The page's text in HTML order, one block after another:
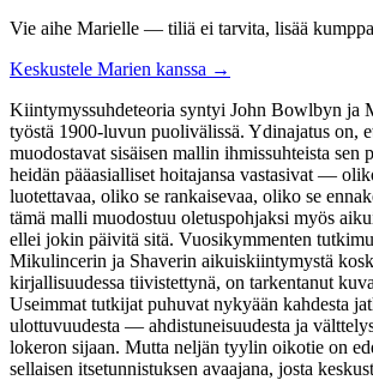
Vie aihe Marielle — tiliä ei tarvita, lisää
Keskustele Marien kanssa →
Kiintymyssuhdeteoria syntyi John Bowlbyn ja
työstä 1900-luvun puolivälissä. Ydinajatus on,
muodostavat sisäisen mallin ihmissuhteista sen
heidän pääasialliset hoitajansa vastasivat —
luotettavaa, oliko se rankaisevaa, oliko se
tämä malli muodostuu oletuspohjaksi myös
ellei jokin päivitä sitä. Vuosikymmenten
Mikulincerin ja Shaverin aikuiskiintymystä
kirjallisuudessa tiivistettynä, on tarkentanut
Useimmat tutkijat puhuvat nykyään kahdesta
ulottuvuudesta — ahdistuneisuudesta ja
lokeron sijaan. Mutta neljän tyylin oikotie on
sellaisen itsetunnistuksen avaajana, josta